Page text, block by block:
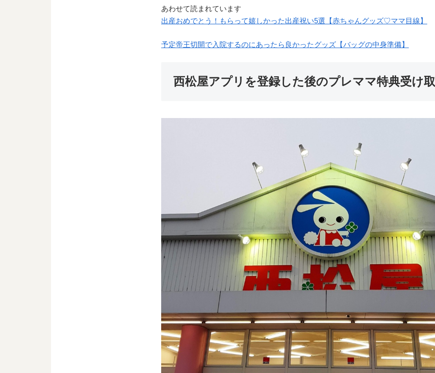
あわせて読まれています
出産おめでとう！もらって嬉しかった出産祝い5選【赤ちゃんグッズ♡ママ目線】
予定帝王切開で入院するのにあったら良かったグッズ【バッグの中身準備】
西松屋アプリを登録した後のプレママ特典受け